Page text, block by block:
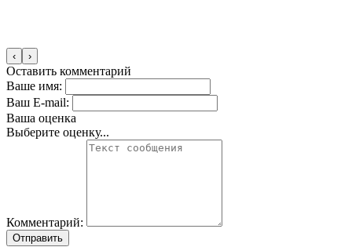
‹ ›
Оставить комментарий
Ваше имя:
Ваш E-mail:
Ваша оценка
Выберите оценку...
Комментарий:
Отправить